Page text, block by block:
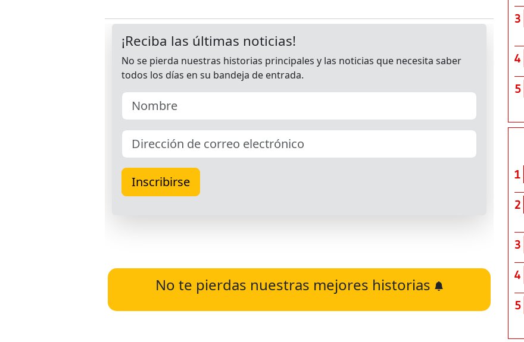
No te pierdas nuestras mejores historias
3
4
5
1
2
3
4
5